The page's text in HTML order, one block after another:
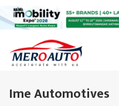
Ime Automotives